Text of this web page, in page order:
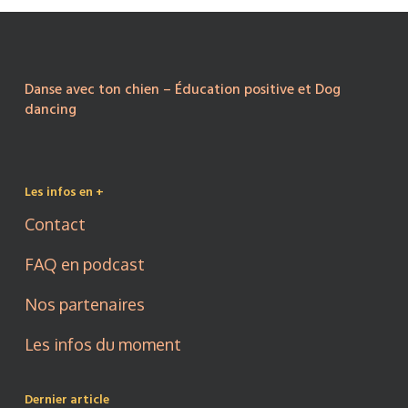
Danse avec ton chien – Éducation positive et Dog
dancing
Les infos en +
Contact
FAQ en podcast
Nos partenaires
Les infos du moment
Dernier article